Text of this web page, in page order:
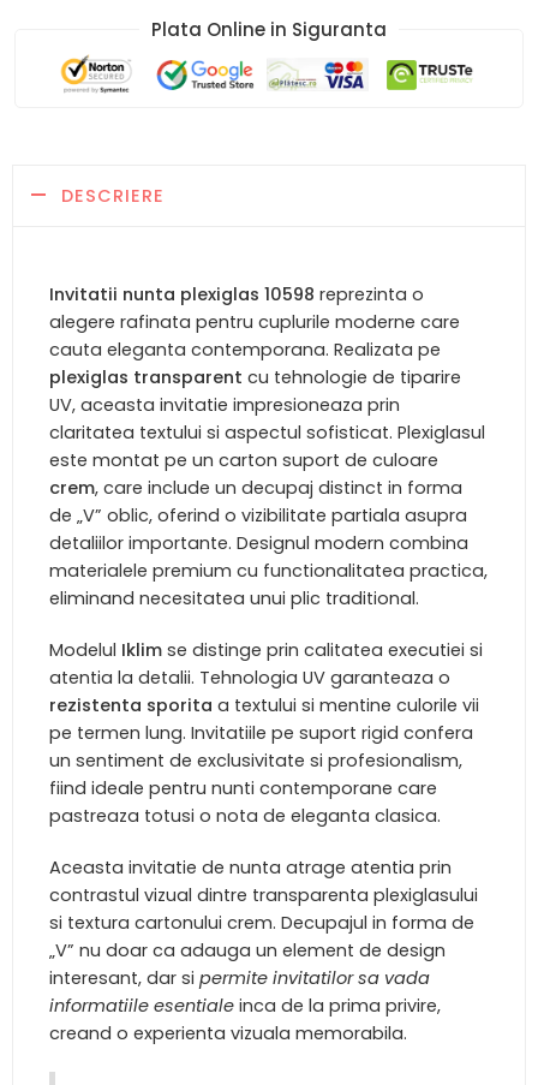
Plata Online in Siguranta​
DESCRIERE
Invitatii nunta plexiglas 10598 reprezinta o
alegere rafinata pentru cuplurile moderne care
cauta eleganta contemporana. Realizata pe
plexiglas transparent cu tehnologie de tiparire
UV, aceasta invitatie impresioneaza prin
claritatea textului si aspectul sofisticat. Plexiglasul
este montat pe un carton suport de culoare
crem, care include un decupaj distinct in forma
de „V” oblic, oferind o vizibilitate partiala asupra
detaliilor importante. Designul modern combina
materialele premium cu functionalitatea practica,
eliminand necesitatea unui plic traditional.
Modelul Iklim se distinge prin calitatea executiei si
atentia la detalii. Tehnologia UV garanteaza o
rezistenta sporita a textului si mentine culorile vii
pe termen lung. Invitatiile pe suport rigid confera
un sentiment de exclusivitate si profesionalism,
fiind ideale pentru nunti contemporane care
pastreaza totusi o nota de eleganta clasica.
Aceasta invitatie de nunta atrage atentia prin
contrastul vizual dintre transparenta plexiglasului
si textura cartonului crem. Decupajul in forma de
„V” nu doar ca adauga un element de design
interesant, dar si permite invitatilor sa vada
informatiile esentiale inca de la prima privire,
creand o experienta vizuala memorabila.